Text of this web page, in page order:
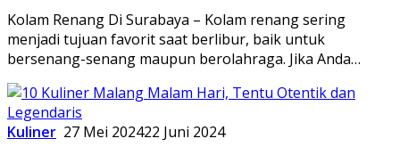
Kolam Renang Di Surabaya – Kolam renang sering
menjadi tujuan favorit saat berlibur, baik untuk
bersenang-senang maupun berolahraga. Jika Anda…
Kuliner 27 Mei 202422 Juni 2024